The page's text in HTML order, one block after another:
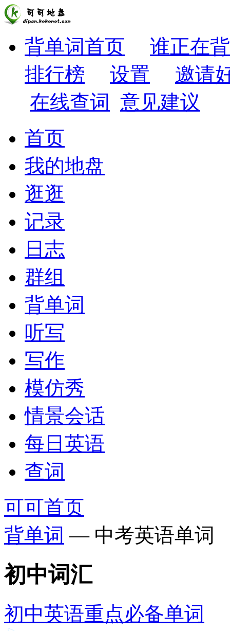
背单词首页
谁正在背
排行榜
设置
邀请
在线查词
意见建议
首页
我的地盘
逛逛
记录
日志
群组
背单词
听写
写作
模仿秀
情景会话
每日英语
查词
可可首页
背单词 — 中考英语单词
初中词汇
初中英语重点必备单词